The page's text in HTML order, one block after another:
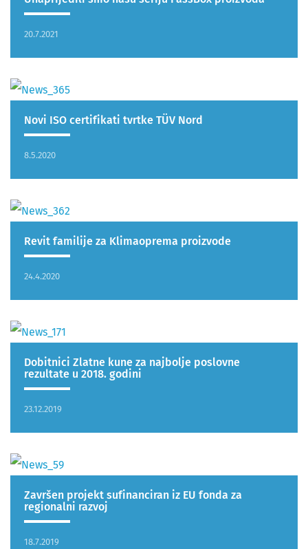
20.7.2021
Novi ISO certifikati tvrtke TÜV Nord
8.5.2020
Revit familije za Klimaoprema proizvode
24.4.2020
Dobitnici Zlatne kune za najbolje poslovne
rezultate u 2018. godini
23.12.2019
Završen projekt sufinanciran iz EU fonda za
regionalni razvoj
18.7.2019